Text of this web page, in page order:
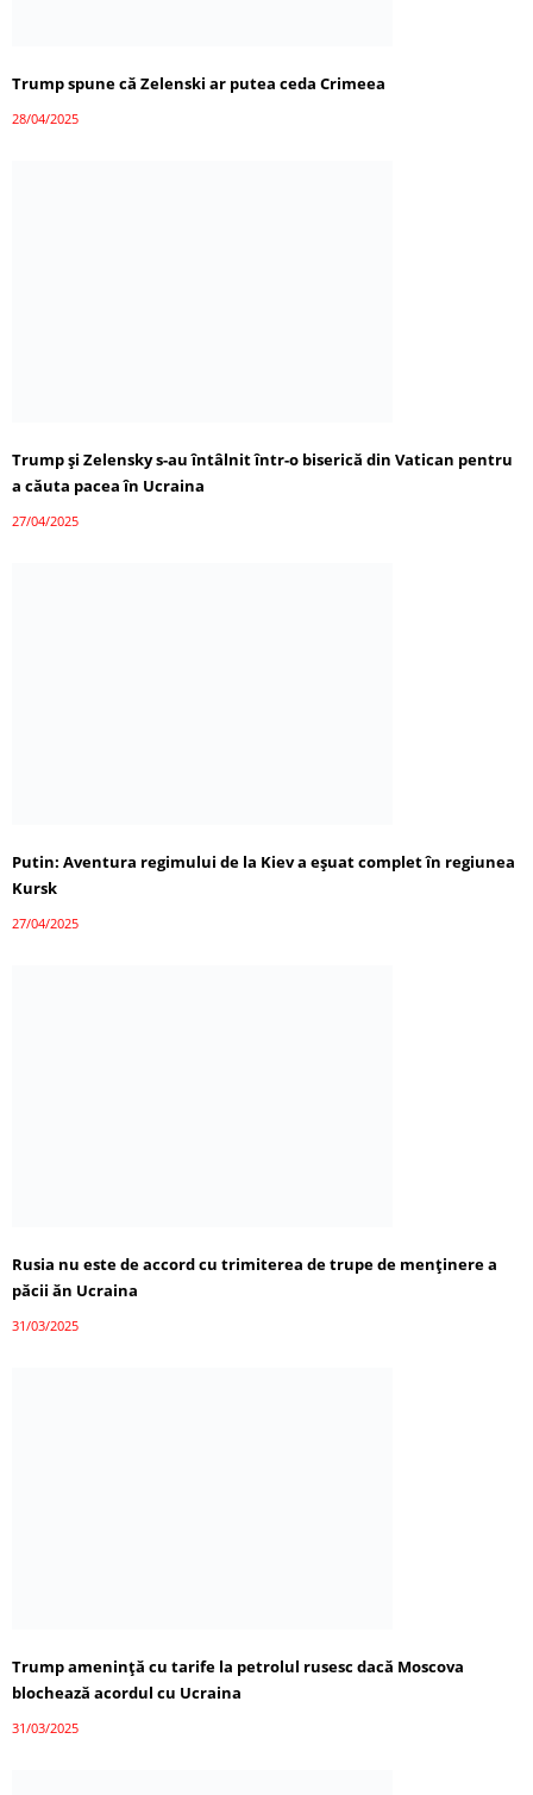
Trump spune că Zelenski ar putea ceda Crimeea
28/04/2025
Trump și Zelensky s-au întâlnit într-o biserică din Vatican pentru
a căuta pacea în Ucraina
27/04/2025
Putin: Aventura regimului de la Kiev a eșuat complet în regiunea
Kursk
27/04/2025
Rusia nu este de accord cu trimiterea de trupe de menținere a
păcii ăn Ucraina
31/03/2025
Trump amenință cu tarife la petrolul rusesc dacă Moscova
blochează acordul cu Ucraina
31/03/2025